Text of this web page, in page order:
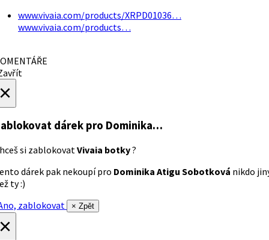
www.vivaia.com/products/XRPD01036…
www.vivaia.com/products…
dárek pro Dominika…
si zablokovatVivaia botky?
dárek pak nekoupí pro Dominika Atigu Sobotková nikdo
ty :)
zablokovat
× Zpět